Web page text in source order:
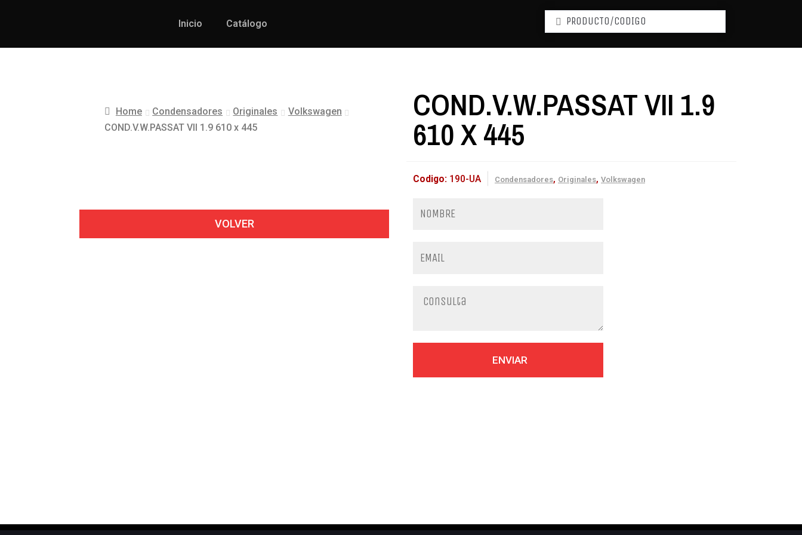
Inicio Catálogo
Home Condensadores Originales
Volkswagen
COND.V.W.PASSAT VII 1.9 610 x 445
VOLVER
COND.V.W.PASSAT VII 1.9
610 X 445
Codigo: 190-UA Condensadores, Originales, Volkswagen